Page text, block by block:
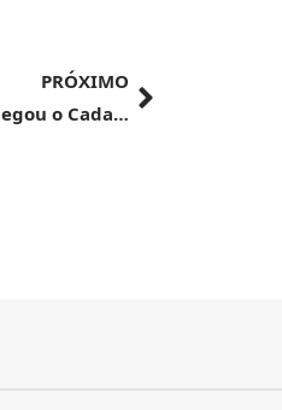
PRÓXIMO
TRANSFORMAÇÃO DIGITAL E QUALIDADE | Chegou o Cadastro Anvisa!